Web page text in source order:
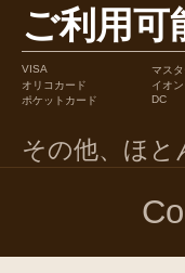
ご利用可
VISA マスタ
オリコカード
イオ
ポケットカード
DC
その他、ほ